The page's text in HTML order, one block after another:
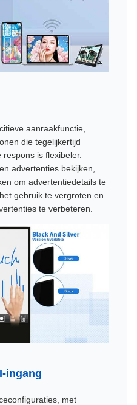
aanraakfunctie,
die tegelijkertijd
is flexibeler.
advertenties bekijken,
om advertentiedetails te
gebruik te vergroten en
te verbeteren.
ingang
met